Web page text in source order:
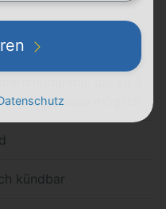
möglich
kündbar